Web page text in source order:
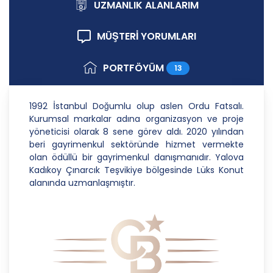
Veri İşleme Faaliyetlerinde Bulunma
CB Gayrimenkul Franchising Pazarlama ve
Danışmanlık Hizmetleri A.Ş.; kişisel verilerin
işlenmesi faaliyetleri kapsamında hukuka ve
yükümlüdür. Bu kapsamda, orantılılık gereklilikleri
dikkate alınacakve kişisel verileri işleme amacı
dışında kullanmayacaktır.
2. Kişisel Verilerin Doğru ve Gerektiğinde
Güncel Olmasını Sağlama
temel haklarını ve kendi meşru menfaatlerini
dikkate alarak işlediği kişisel verilerin doğru ve
güncel olmasını sağlamakla ve bu doğrultuda
gerekli tedbirleri almak için gerekli sistemleri
UZMANLIK ALANLARIM
MÜŞTERİ YORUMLARI
PORTFÖYÜM 13
1992 İstanbul Doğumlu olup aslen Ordu Fatsalı.
Kurumsal markalar adına organizasyon ve proje
yöneticisi olarak 8 sene görev aldı. 2020 yılından
beri gayrimenkul sektöründe hizmet vermekte
olan ödüllü bir gayrimenkul danışmanıdır. Yalova
Kadıkoy Çınarcık Teşvikiye bölgesinde Lüks Konut
alanında uzmanlaşmıştır.